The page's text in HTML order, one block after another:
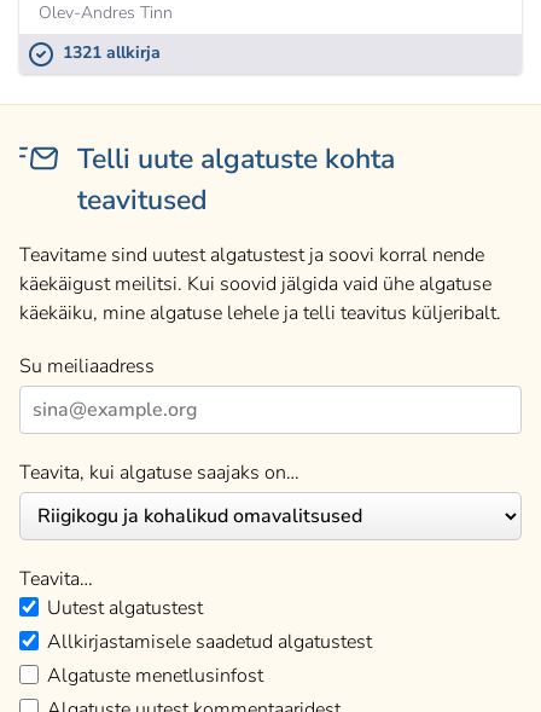
Olev-Andres Tinn
1321 allkirja
Telli uute algatuste kohta
teavitused
Teavitame sind uutest algatustest ja soovi korral nende
käekäigust meilitsi. Kui soovid jälgida vaid ühe algatuse
käekäiku, mine algatuse lehele ja telli teavitus küljeribalt.
Su meiliaadress
Teavita, kui algatuse saajaks on…
Teavita…
Uutest algatustest
Allkirjastamisele saadetud algatustest
Algatuste menetlusinfost